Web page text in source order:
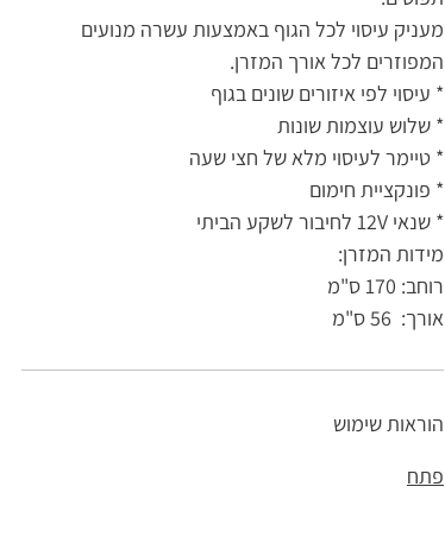
מעניק עיסוי לכל הגוף באמצעות עשרה מנועים
המפוזרים לכל אורך המזרן.
* עיסוי לפי איזורים שונים בגוף
* שלוש עוצמות שונות
* טיימר לעיסוי מלא של חצי שעה
* פונקציית חימום
* שנאי 12V לחיבור לשקע הביתי
מידות המזרן:
רוחב: 170 ס"מ
אורך: 56 ס"מ
הוראות שימוש
פתח